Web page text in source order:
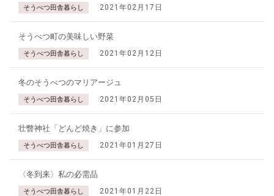
そうべつ田舎暮らし 2021年02月17日
そうべつ町の美味しい野菜
そうべつ田舎暮らし 2021年02月12日
冬のそうべつのマリアージュ
そうべつ田舎暮らし 2021年02月05日
壮瞥神社「どんど焼き」に参加
そうべつ田舎暮らし 2021年01月27日
〈冬到来〉私の必需品
そうべつ田舎暮らし 2021年01月22日